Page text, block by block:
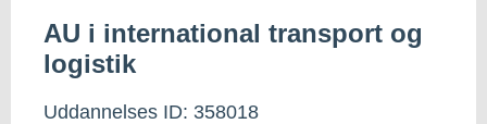
AU i international transport og
logistik
Uddannelses ID: 358018